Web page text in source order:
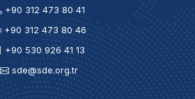
+90 312 473 80 41
+90 312 473 80 46
+90 530 926 41 13
sde@sde.org.tr